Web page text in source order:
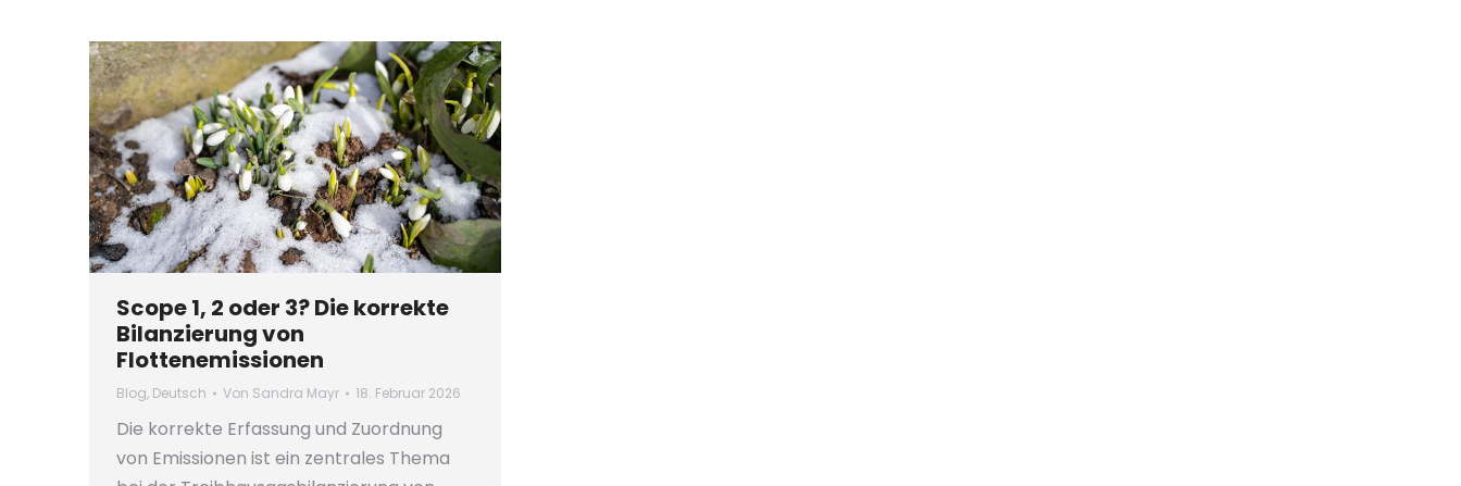
Scope 1, 2 oder 3? Die korrekte
Bilanzierung von
Flottenemissionen
Blog, Deutsch Von Sandra Mayr 18. Februar 2026
Die korrekte Erfassung und Zuordnung
von Emissionen ist ein zentrales Thema